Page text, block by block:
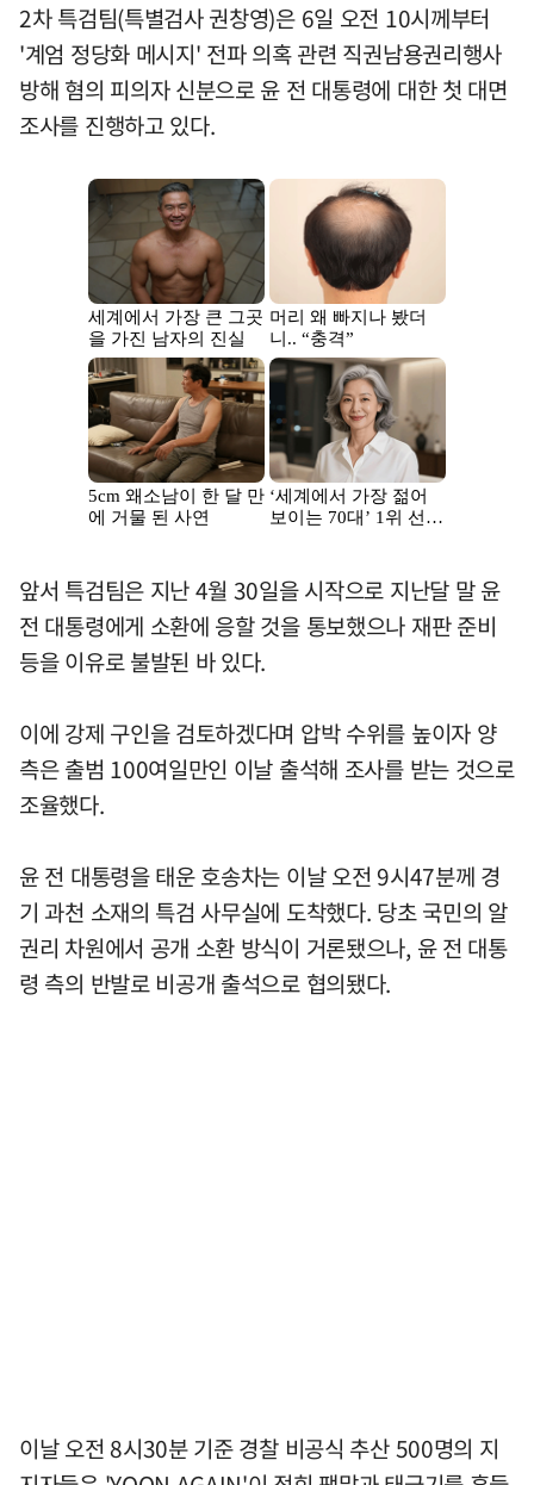
2차 특검팀(특별검사 권창영)은 6일 오전 10시께부터
'계엄 정당화 메시지' 전파 의혹 관련 직권남용권리행사
방해 혐의 피의자 신분으로 윤 전 대통령에 대한 첫 대면
조사를 진행하고 있다.
앞서 특검팀은 지난 4월 30일을 시작으로 지난달 말 윤
전 대통령에게 소환에 응할 것을 통보했으나 재판 준비
등을 이유로 불발된 바 있다.
이에 강제 구인을 검토하겠다며 압박 수위를 높이자 양
측은 출범 100여일만인 이날 출석해 조사를 받는 것으로
조율했다.
윤 전 대통령을 태운 호송차는 이날 오전 9시47분께 경
기 과천 소재의 특검 사무실에 도착했다. 당초 국민의 알
권리 차원에서 공개 소환 방식이 거론됐으나, 윤 전 대통
령 측의 반발로 비공개 출석으로 협의됐다.
이날 오전 8시30분 기준 경찰 비공식 추산 500명의 지